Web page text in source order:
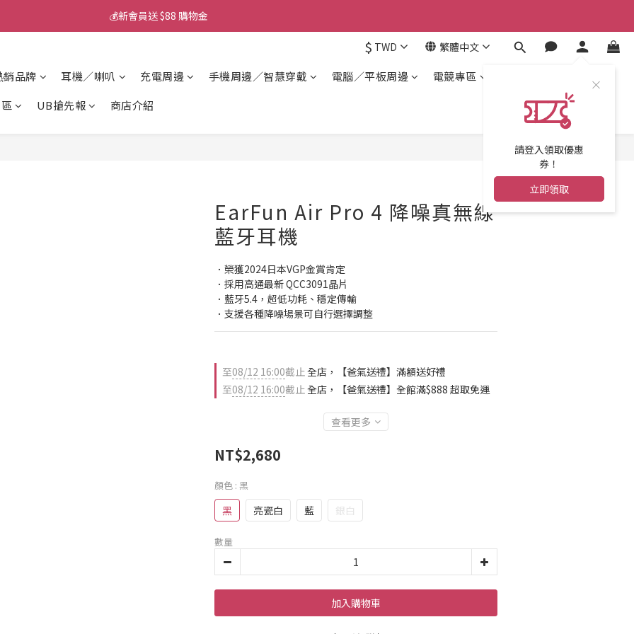
💰新會員送 $88 購物金
💰新會員送 $88 購物金
💰新會員送 $88 購物金
$ TWD 繁體中文
請登入領取優惠
券！
立即領取
銷品牌 耳機／喇叭 充電周邊 手機周邊／智慧穿戴 電腦／平板周邊
電競專區
UB搶先報 商店介紹
EarFun Air Pro 4 降噪真無線
藍牙耳機
．榮獲2024日本VGP金賞肯定
．採用高通最新 QCC3091晶片
．藍牙5.4，超低功耗、穩定傳輸
．支援各種降噪場景可自行選擇調整
至08/12 16:00截止全店，【爸氣送禮】滿額送好禮
至08/12 16:00截止全店，【爸氣送禮】全館滿$888 超取免運
查看更多
NT$2,680
顏色 : 黑
黑 亮瓷白 藍 銀白
數量
加入購物車